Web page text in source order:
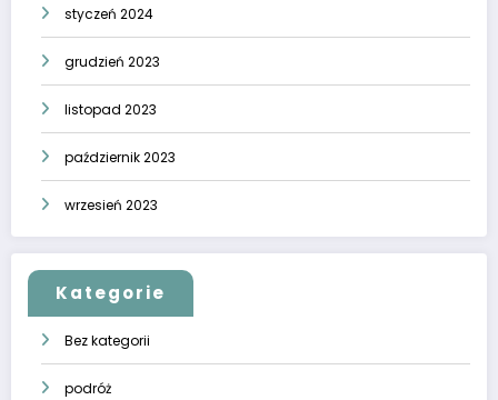
styczeń 2024
grudzień 2023
listopad 2023
październik 2023
wrzesień 2023
Kategorie
Bez kategorii
podróż